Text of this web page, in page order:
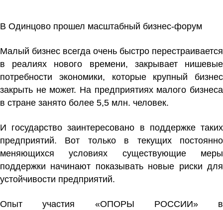
В Одинцово прошел масштабный бизнес-форум
Малый бизнес всегда очень быстро перестраивается
в реалиях нового времени, закрывает нишевые
потребности экономики, которые крупный бизнес
закрыть не может. На предприятиях малого бизнеса
в стране занято более 5,5 млн. человек.
И государство заинтересовано в поддержке таких
предприятий. Вот только в текущих постоянно
меняющихся условиях существующие меры
поддержки начинают показывать новые риски для
устойчивости предприятий.
Опыт участия «ОПОРЫ РОССИИ» в